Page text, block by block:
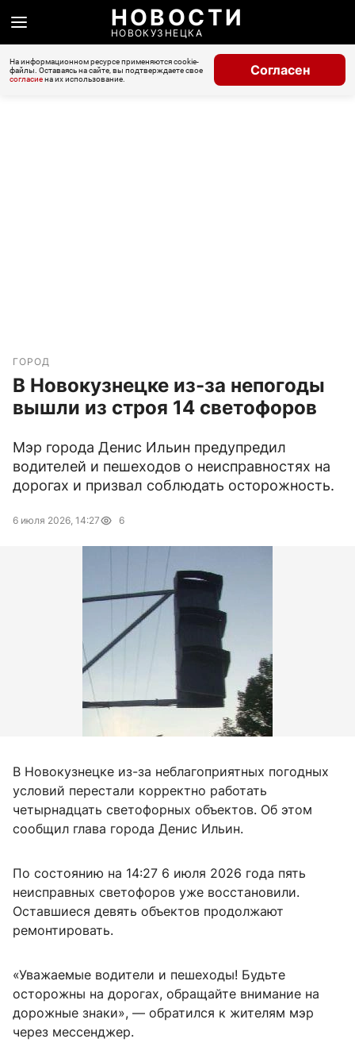
НОВОСТИ
НОВОКУЗНЕЦКА
На информационном ресурсе применяются cookie-
файлы. Оставаясь на сайте, вы подтверждаете свое
согласиена их использование.
Согласен
ГОРОД
В Новокузнецке из-за непогоды
вышли из строя 14 светофоров
Мэр города Денис Ильин предупредил
водителей и пешеходов о неисправностях на
дорогах и призвал соблюдать осторожность.
6 июля 2026, 14:27 6
В Новокузнецке из-за неблагоприятных погодных
условий перестали корректно работать
четырнадцать светофорных объектов. Об этом
сообщил глава города Денис Ильин.
По состоянию на 14:27 6 июля 2026 года пять
неисправных светофоров уже восстановили.
Оставшиеся девять объектов продолжают
ремонтировать.
«Уважаемые водители и пешеходы! Будьте
осторожны на дорогах, обращайте внимание на
дорожные знаки», — обратился к жителям мэр
через мессенджер.